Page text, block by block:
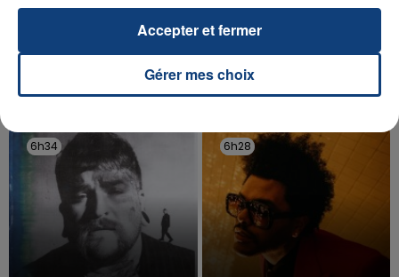
OPÉRER DE LA CHEVILLE RESSORT DE LA...
La famille a porté plainte contre la clinique qui a
reconnu sa responsabilité et présenté ses
TITRES DIFFUSÉS
6h34
6h34 6h28
6h28
Gérer mes choix
Accepter et fermer